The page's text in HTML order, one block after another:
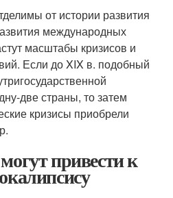
от истории развития
международных
масштабы кризисов и
Если до XIX в. подобный
две страны, то затем
кризисы приобрели
привести к